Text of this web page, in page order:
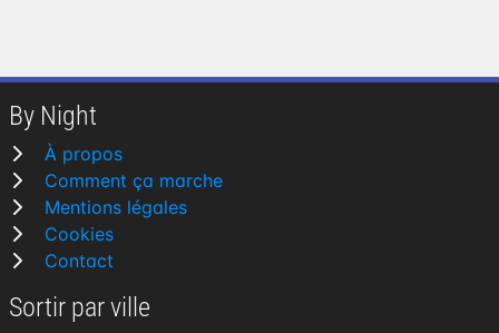
By Night
À propos
Comment ça marche
Mentions légales
Cookies
Contact
Sortir par ville